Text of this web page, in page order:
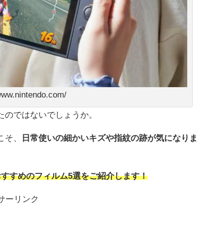
ではないでしょうか。
、
日常使いの細かいキズや指紋の跡が気になりま
すめのフィルム5選をご紹介します！
ーリンク